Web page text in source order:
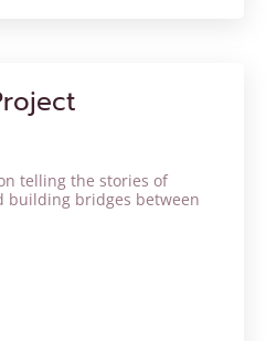
telling the stories of
building bridges between